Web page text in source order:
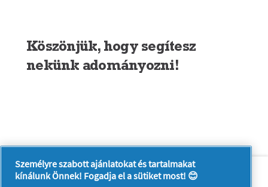
Köszönjük, hogy segítesz
nekünk adományozni!
Rólunk
Kapcsolatfelvétel
A pg.com felkeresése
Személyre szabott ajánlatokat és tartalmakat
kínálunk Önnek! Fogadja el a sütiket most! 😊